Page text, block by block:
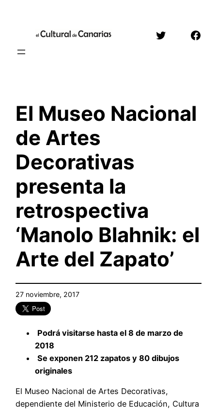
contenido
Twitter
El Museo Nacional
de Artes
Decorativas
presenta la
retrospectiva
‘Manolo Blahnik: el
Arte del Zapato’
27 noviembre, 2017
Podrá visitarse hasta el 8 de marzo de
2018
Se exponen 212 zapatos y 80 dibujos
originales
El Museo Nacional de Artes Decorativas,
dependiente del Ministerio de Educación, Cultura